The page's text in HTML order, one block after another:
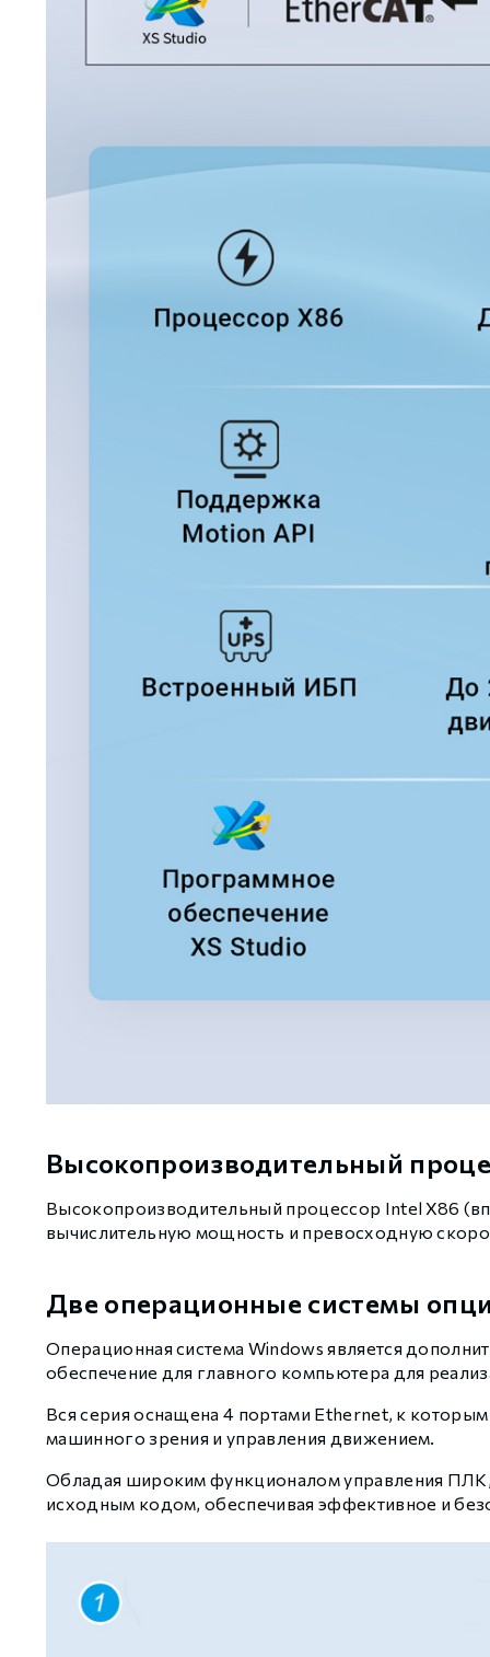
Высокопроизводительный
Высокопроизводительный процессор Intel X86
вычислительную мощность и превосходную
Две операционные системы
Операционная система Windows является
обеспечение для главного компьютера для
Вся серия оснащена 4 портами Ethernet, к
машинного зрения и управления движением.
Обладая широким функционалом управления
исходным кодом, обеспечивая эффективное и